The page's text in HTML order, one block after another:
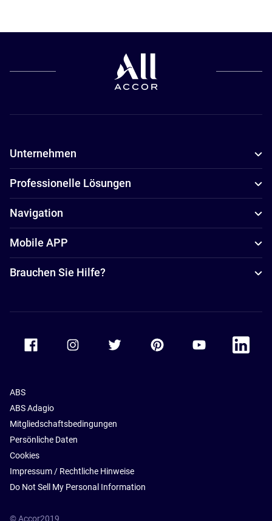
Unternehmen
Professionelle Lösungen
Navigation
Mobile APP
Brauchen Sie Hilfe?
Accor Facebook Accor TwitterAccor PinterestAccor Youtube
Accor
ABS
ABS Adagio
Mitgliedschaftsbedingungen
Persönliche Daten
Cookies
Impressum / Rechtliche Hinweise
Do Not Sell My Personal Information
© Accor2019